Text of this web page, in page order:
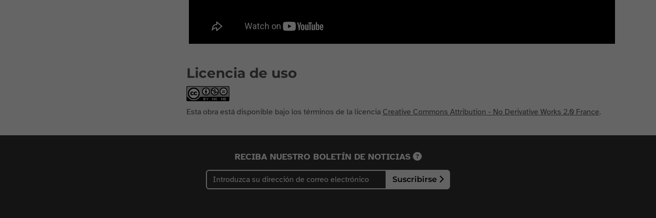
Licencia de uso
Esta obra está disponible bajo los términos de la licencia Creative Commons Attribution - No Derivative Works 2.0 France.
RECIBA NUESTRO BOLETÍN DE NOTICIAS
Suscribirse